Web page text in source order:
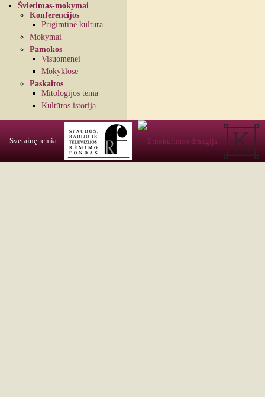
Švietimas-mokymai
Konferencijos
Prigimtinė kultūra
Mokymai
Pamokos
Visuomenei
Mokyklose
Paskaitos
Mitologijos tema
Kultūros istorija
Svetainę remia: